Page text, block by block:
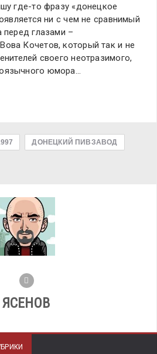
где-то фразу «донецкое
ни с чем не сравнимый
перед глазами –
Кочетов, который так и не
своего неотразимого,
юмора…
ДОНЕЦКИЙ ПИВЗАВОД
ЯСЕНОВ